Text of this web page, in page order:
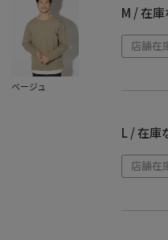
ベージュ
M / 在庫
店舗在
L / 在庫
店舗在